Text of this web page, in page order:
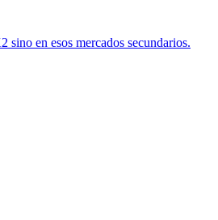
en esos mercados secundarios.